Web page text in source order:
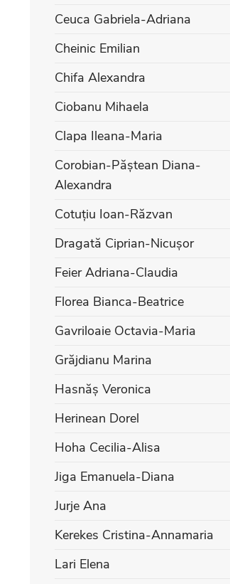
Ceuca Gabriela-Adriana
Cheinic Emilian
Chifa Alexandra
Ciobanu Mihaela
Clapa Ileana-Maria
Corobian-Păștean Diana-
Alexandra
Cotuțiu Ioan-Răzvan
Dragată Ciprian-Nicușor
Feier Adriana-Claudia
Florea Bianca-Beatrice
Gavriloaie Octavia-Maria
Grăjdianu Marina
Hasnăș Veronica
Herinean Dorel
Hoha Cecilia-Alisa
Jiga Emanuela-Diana
Jurje Ana
Kerekes Cristina-Annamaria
Lari Elena